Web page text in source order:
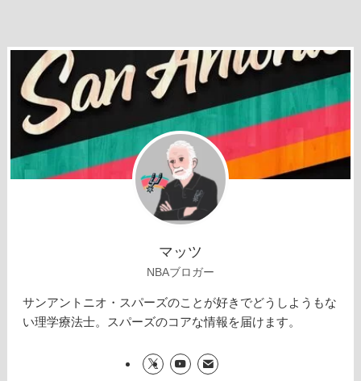
マッツ
NBAブロガー
サンアントニオ・スパーズのことが好きでどうしようもな
い理学療法士。スパーズのコアな情報を届けます。